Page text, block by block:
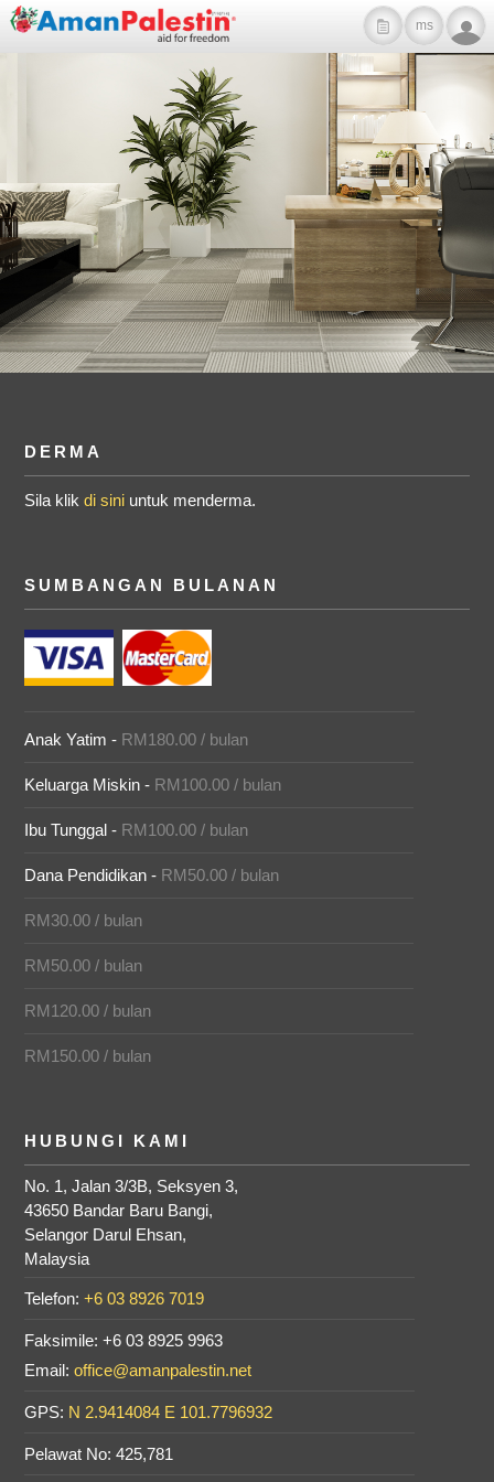
ms
DERMA
Sila klikdi sini untuk menderma.
SUMBANGAN BULANAN
Anak Yatim - RM180.00 / bulan
Keluarga Miskin - RM100.00 / bulan
Ibu Tunggal - RM100.00 / bulan
Dana Pendidikan - RM50.00 / bulan
RM30.00 / bulan
RM50.00 / bulan
RM120.00 / bulan
RM150.00 / bulan
HUBUNGI KAMI
No. 1, Jalan 3/3B, Seksyen 3,
43650 Bandar Baru Bangi,
Selangor Darul Ehsan,
Malaysia
Telefon:+6 03 8926 7019
Faksimile: +6 03 8925 9963
Email:office@amanpalestin.net
GPS: N 2.9414084 E 101.7796932
Pelawat No: 425,781